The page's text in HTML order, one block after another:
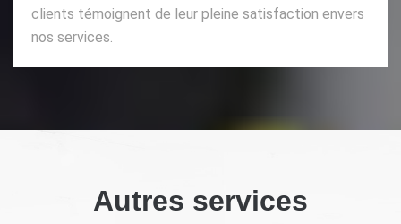
clients témoignent de leur pleine satisfaction envers
nos services.
Autres services